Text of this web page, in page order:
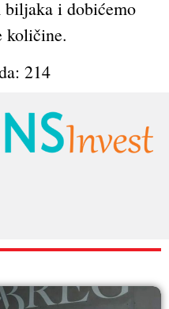
biljaka i dobićemo
količine.
214